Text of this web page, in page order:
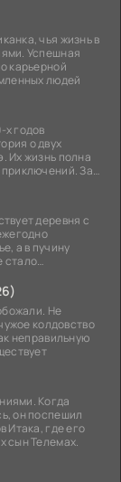
чья жизнь в
Успешная
карьерной
людей
х годов
о двух
Их жизнь полна
За
деревня с
а в пучину
стало
Не
колдовство
неправильную
Когда
он поспешил
Итака, где его
сын Телемах.